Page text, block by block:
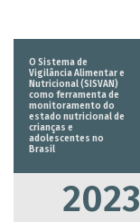
O Sistema de
Vigilância Alimentar e
Nutricional (SISVAN)
como ferramenta de
monitoramento do
estado nutricional de
crianças e
adolescentes no
Brasil
2023